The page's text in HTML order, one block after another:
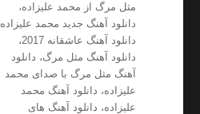
مثل مرگ از محمد علیزاده،
دانلود آهنگ جدید محمد علیزاده
دانلود آهنگ عاشقانه 2017
،
دانلود آهنگ مثل مرگ، دانلود
آهنگ مثل مرگ با صدای محمد
علیزاده، دانلود آهنگ محمد
علیزاده، دانلود آهنگ های